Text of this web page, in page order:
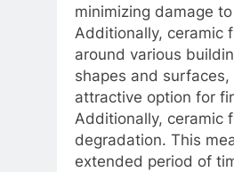
minimizing damage
Additionally, ceramic
around various
shapes and
attractive option for
Additionally, ceramic
degradation. This
extended period of